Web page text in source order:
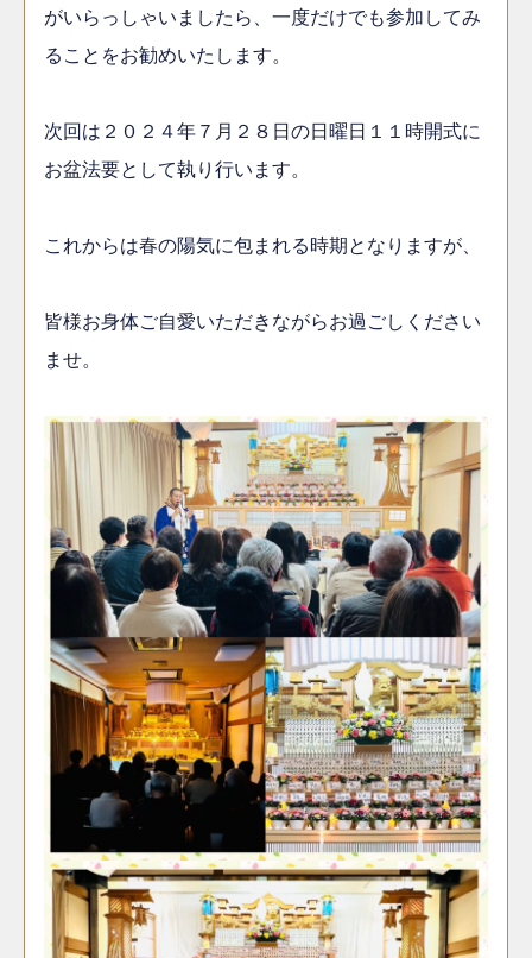
がいらっしゃいましたら、一度だけでも参加してみ
ることをお勧めいたします。
次回は２０２４年７月２８日の日曜日１１時開式に
お盆法要として執り行います。
これからは春の陽気に包まれる時期となりますが、
皆様お身体ご自愛いただきながらお過ごしください
ませ。